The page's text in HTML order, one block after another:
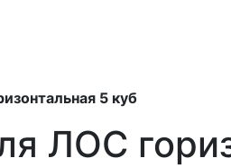
5 куб
ЛОС